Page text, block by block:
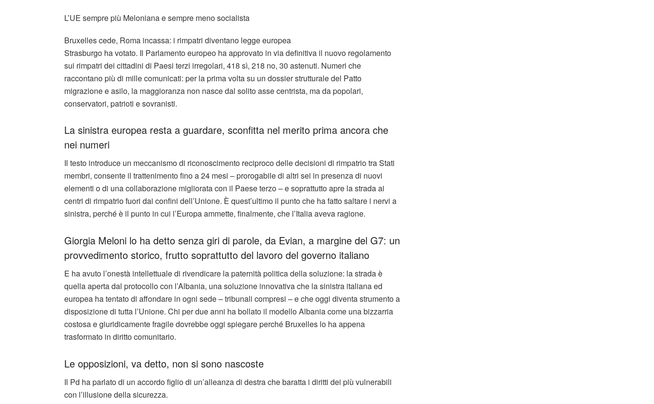
L’UE sempre più Meloniana e sempre meno socialista
Bruxelles cede, Roma incassa: i rimpatri diventano legge europea
Strasburgo ha votato. Il Parlamento europeo ha approvato in via definitiva il nuovo regolamento
sui rimpatri dei cittadini di Paesi terzi irregolari, 418 sì, 218 no, 30 astenuti. Numeri che
raccontano più di mille comunicati: per la prima volta su un dossier strutturale del Patto
migrazione e asilo, la maggioranza non nasce dal solito asse centrista, ma da popolari,
conservatori, patrioti e sovranisti.
La sinistra europea resta a guardare, sconfitta nel merito prima ancora che
nei numeri
Il testo introduce un meccanismo di riconoscimento reciproco delle decisioni di rimpatrio tra Stati
membri, consente il trattenimento fino a 24 mesi – prorogabile di altri sei in presenza di nuovi
elementi o di una collaborazione migliorata con il Paese terzo – e soprattutto apre la strada ai
centri di rimpatrio fuori dai confini dell’Unione. È quest’ultimo il punto che ha fatto saltare i nervi a
sinistra, perché è il punto in cui l’Europa ammette, finalmente, che l’Italia aveva ragione.
Giorgia Meloni lo ha detto senza giri di parole, da Evian, a margine del G7: un
provvedimento storico, frutto soprattutto del lavoro del governo italiano
E ha avuto l’onestà intellettuale di rivendicare la paternità politica della soluzione: la strada è
quella aperta dal protocollo con l’Albania, una soluzione innovativa che la sinistra italiana ed
europea ha tentato di affondare in ogni sede – tribunali compresi – e che oggi diventa strumento a
disposizione di tutta l’Unione. Chi per due anni ha bollato il modello Albania come una bizzarria
costosa e giuridicamente fragile dovrebbe oggi spiegare perché Bruxelles lo ha appena
trasformato in diritto comunitario.
Le opposizioni, va detto, non si sono nascoste
Il Pd ha parlato di un accordo figlio di un’alleanza di destra che baratta i diritti dei più vulnerabili
con l’illusione della sicurezza.